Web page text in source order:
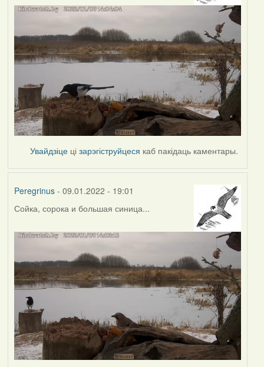
Увайдзіце цізарэгіструйцеся каб пакідаць каментары.
Peregrinus- 09.01.2022 - 19:01
Сойка, сорока и большая синица...